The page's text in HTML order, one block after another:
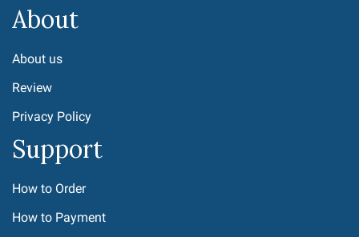
About
About us
Review
Privacy Policy
Support
How to Order
How to Payment